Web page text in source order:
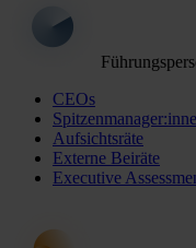
CEOs
Aufsichtsräte
Externe Beiräte
Executive